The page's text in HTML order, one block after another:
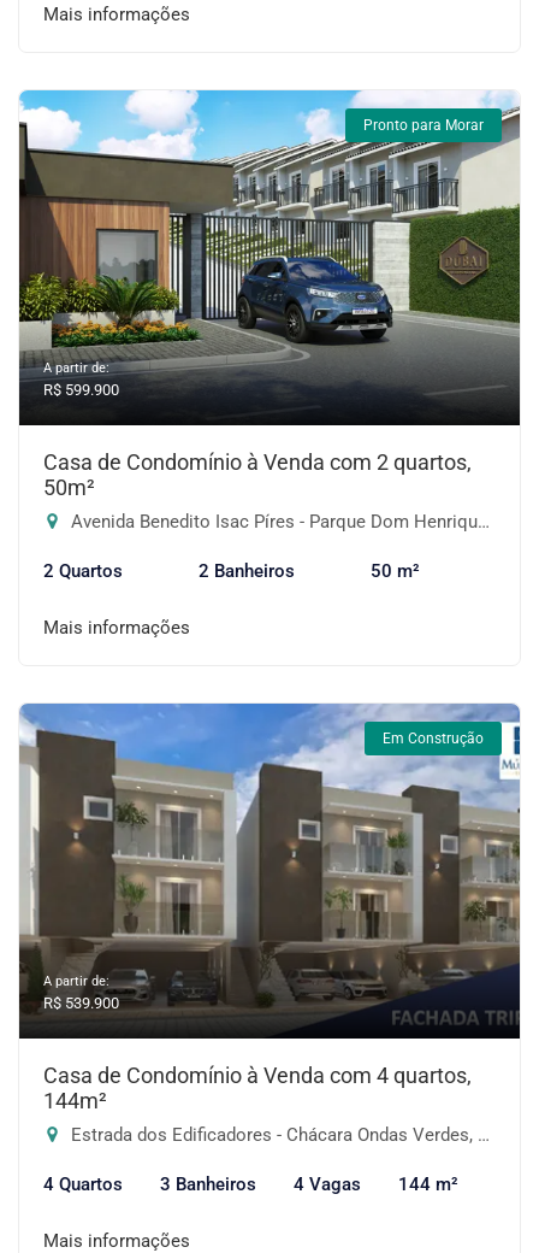
Mais informações
Pronto para Morar
A partir de:
R$ 599.900
Casa de Condomínio à Venda com 2 quartos,
50m²
Avenida Benedito Isac Píres - Parque Dom Henrique, Embu das Artes-SP
2 Quartos 2 Banheiros 50 m²
Mais informações
Em Construção
A partir de:
R$ 539.900
Casa de Condomínio à Venda com 4 quartos,
144m²
Estrada dos Edificadores - Chácara Ondas Verdes, Cotia-SP
4 Quartos 3 Banheiros 4 Vagas 144 m²
Mais informações